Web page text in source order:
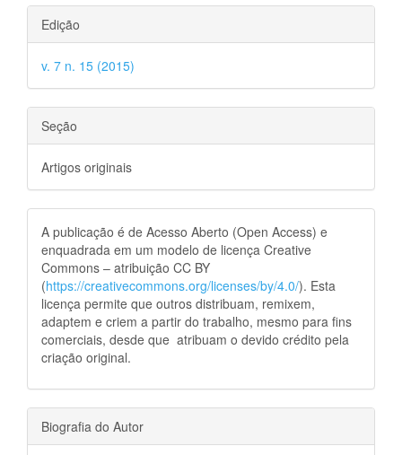
Edição
v. 7 n. 15 (2015)
Seção
Artigos originais
A publicação é de Acesso Aberto (Open Access) e
enquadrada em um modelo de licença Creative
Commons – atribuição CC BY
(https://creativecommons.org/licenses/by/4.0/). Esta
licença permite que outros distribuam, remixem,
adaptem e criem a partir do trabalho, mesmo para fins
comerciais, desde que atribuam o devido crédito pela
criação original.
Biografia do Autor